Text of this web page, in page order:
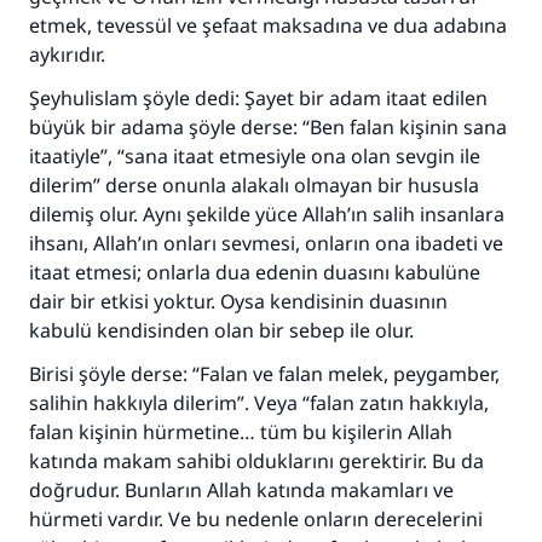
etmek, tevessül ve şefaat maksadına ve dua adabına
aykırıdır.
Şeyhulislam şöyle dedi: Şayet bir adam itaat edilen
büyük bir adama şöyle derse: “Ben falan kişinin sana
itaatiyle”, “sana itaat etmesiyle ona olan sevgin ile
dilerim” derse onunla alakalı olmayan bir hususla
dilemiş olur. Aynı şekilde yüce Allah’ın salih insanlara
ihsanı, Allah’ın onları sevmesi, onların ona ibadeti ve
itaat etmesi; onlarla dua edenin duasını kabulüne
dair bir etkisi yoktur. Oysa kendisinin duasının
kabulü kendisinden olan bir sebep ile olur.
Birisi şöyle derse: “Falan ve falan melek, peygamber,
salihin hakkıyla dilerim”. Veya “falan zatın hakkıyla,
falan kişinin hürmetine… tüm bu kişilerin Allah
katında makam sahibi olduklarını gerektirir. Bu da
doğrudur. Bunların Allah katında makamları ve
hürmeti vardır. Ve bu nedenle onların derecelerini